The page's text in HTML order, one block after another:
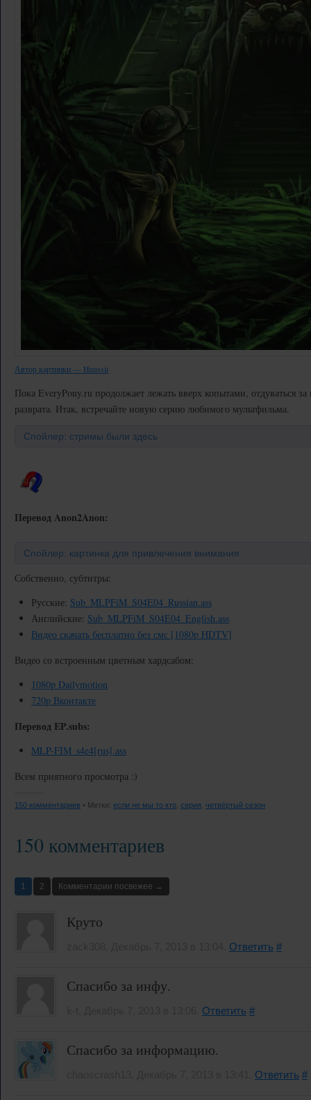
Автор картинки — Huussii
Пока EveryPony.ru продолжает лежать вверх копытами, отдуваться
разврата. Итак, встречайте новую серию любимого мультфильма.
Спойлер: стримы были здесь
Перевод Anon2Anon:
Спойлер: картинка для привлечения внимания
Собственно, субтитры:
Русские: Sub_MLPFiM_S04E04_Russian.ass
Английские: Sub_MLPFiM_S04E04_English.ass
Видео скачать бесплатно без смс [1080p HDTV]
Видео со встроенным цветным хардсабом:
1080p Dailymotion
720p Вконтакте
Перевод EP.subs:
MLP-FIM_s4e4[rus].ass
Всем приятного просмотра :)
150 комментариев • Метки: если не мы то кто серия четвёртый сезон
150 комментариев
1 2 Комментарии посвежее →
Круто
Ответить #
Спасибо за инфу.
Ответить #
Спасибо за информацию.
Ответить #